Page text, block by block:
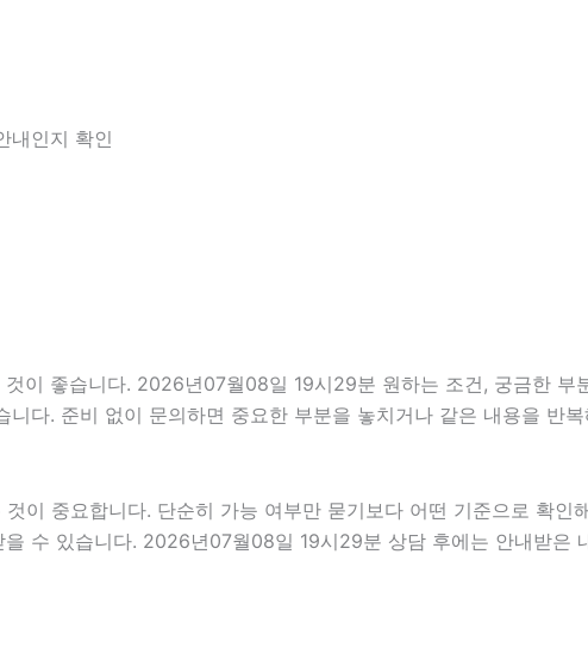
내인지 확인
이 좋습니다. 2026년07월08일 19시29분 원하는 조건, 궁금한 부
다. 준비 없이 문의하면 중요한 부분을 놓치거나 같은 내용을 반
이 중요합니다. 단순히 가능 여부만 묻기보다 어떤 기준으로 확
수 있습니다. 2026년07월08일 19시29분 상담 후에는 안내받은